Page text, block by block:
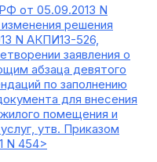
от 05.09.2013 N
решения
N АКПИ13-526,
заявления о
абзаца девятого
по заполнению
для внесения
помещения и
утв. Приказом
N 454>